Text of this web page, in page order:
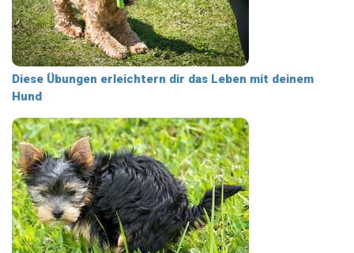
Diese Übungen erleichtern dir das Leben mit deinem
Hund